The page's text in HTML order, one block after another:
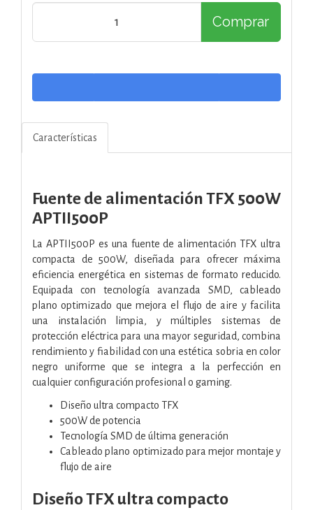
Comprar
Características
Fuente de alimentación TFX 500W
APTII500P
La APTII500P es una fuente de alimentación TFX ultra
compacta de 500W, diseñada para ofrecer máxima
eficiencia energética en sistemas de formato reducido.
Equipada con tecnología avanzada SMD, cableado
plano optimizado que mejora el flujo de aire y facilita
una instalación limpia, y múltiples sistemas de
protección eléctrica para una mayor seguridad, combina
rendimiento y fiabilidad con una estética sobria en color
negro uniforme que se integra a la perfección en
cualquier configuración profesional o gaming.
Diseño ultra compacto TFX
500W de potencia
Tecnología SMD de última generación
Cableado plano optimizado para mejor montaje y
flujo de aire
Diseño TFX ultra compacto